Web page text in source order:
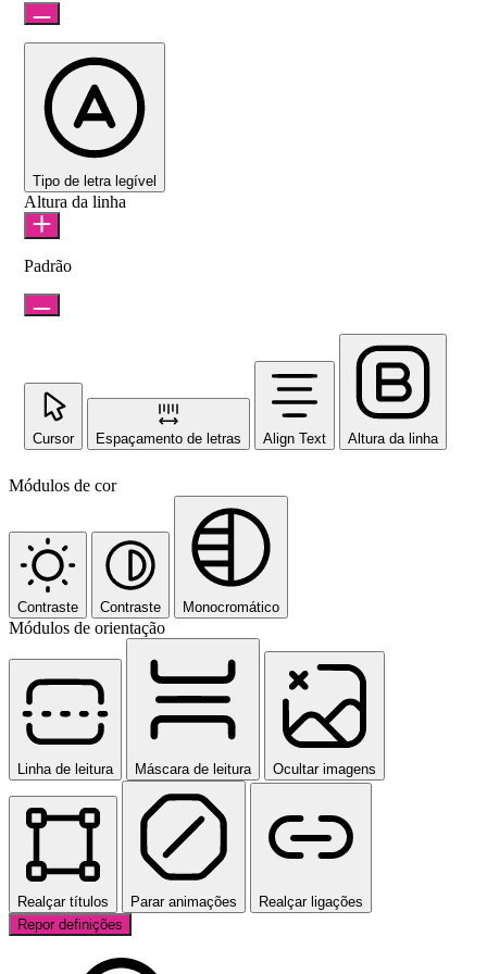
Tipo de letra legível
Altura da linha
Padrão
Cursor Espaçamento de letras Align Text Altura da linha
Módulos de cor
Contraste Contraste Monocromático
Módulos de orientação
Linha de leitura Máscara de leitura Ocultar imagens
Realçar títulos Parar animações
Realçar ligações
Repor definições